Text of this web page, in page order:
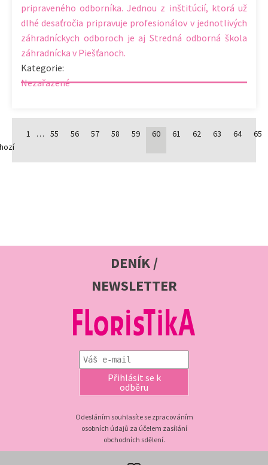
pripraveného odborníka. Jednou z inštitúcií, ktorá už
dlhé desaťročia pripravuje profesionálov v jednotlivých
záhradníckych odboroch je aj Stredná odborná škola
záhradnícka v Piešťanoch.
Kategorie:
Nezařazené
1 … 55 56 57 58 59 60 61 62 63 64 65
DENÍK /
NEWSLETTER
Přihlásit se k
odběru
Odesláním souhlasíte se zpracováním
osobních údajů za účelem zasílání
obchodních sdělení.